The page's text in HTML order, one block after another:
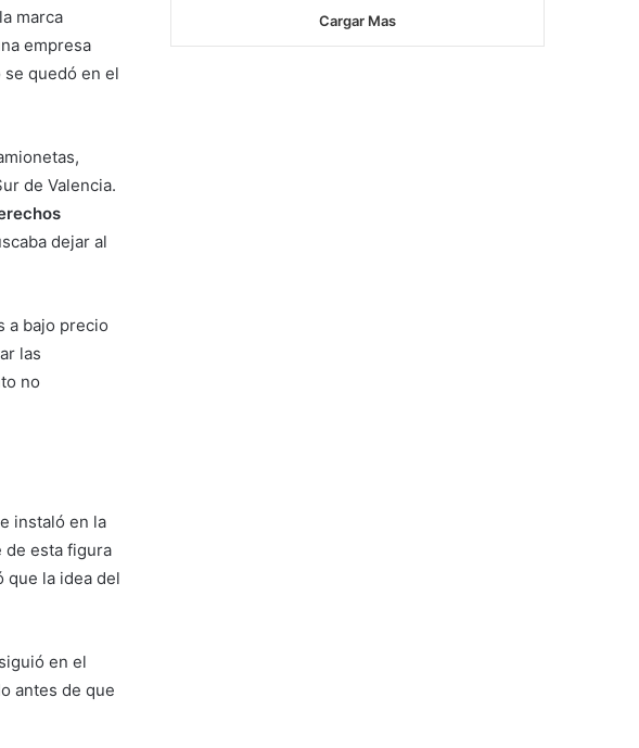
marca
empresa
quedó en el
de Valencia.
dejar al
a bajo precio
las
no
instaló en la
de esta figura
que la idea del
en el
antes de que
Cargar Mas